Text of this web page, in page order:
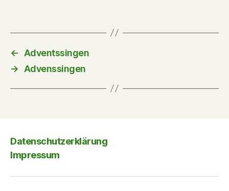
←
Adventssingen
→
Advenssingen
Datenschutzerklärung
Impressum